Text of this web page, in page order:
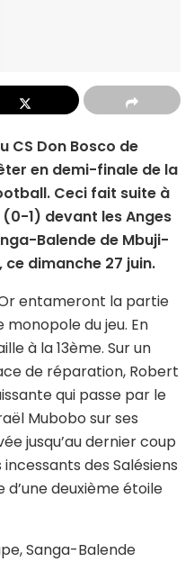
CS Don Bosco de
en demi-finale de la
Ceci fait suite à
1) devant les Anges
Balende de Mbuji-
dimanche 27 juin.
entameront la partie
du jeu. En
à la 13ème. Sur un
de réparation, Robert
qui passe par le
Mubobo sur ses
jusqu’au dernier coup
des Salésiens
deuxième étoile
Sanga-Balende